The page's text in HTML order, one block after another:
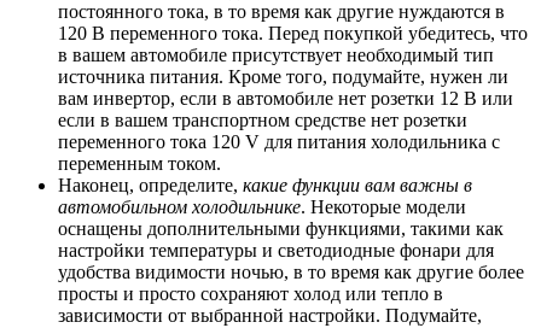
постоянного тока, в то время как другие нуждаются в
120 В переменного тока. Перед покупкой убедитесь, что
в вашем автомобиле присутствует необходимый тип
источника питания. Кроме того, подумайте, нужен ли
вам инвертор, если в автомобиле нет розетки 12 В или
если в вашем транспортном средстве нет розетки
переменного тока 120 V для питания холодильника с
переменным током.
Наконец, определите, какие функции вам важны в
автомобильном холодильнике. Некоторые модели
оснащены дополнительными функциями, такими как
настройки температуры и светодиодные фонари для
удобства видимости ночью, в то время как другие более
просты и просто сохраняют холод или тепло в
зависимости от выбранной настройки. Подумайте,